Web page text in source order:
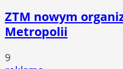
ZTM nowym
Metropolii
9